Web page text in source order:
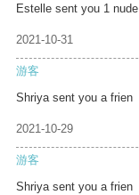
Estelle sent you 1 nude
2021-10-31
游客
Shriya sent you a frien
2021-10-29
游客
Shriya sent you a frien